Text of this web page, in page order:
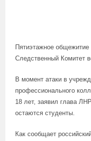
Пятиэтажное
Следственный Комитет
В момент атаки в
профессионального
18 лет, заявил глава
остаются студенты.
Как сообщает